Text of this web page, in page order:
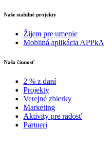
Naše stabilné projekty
Žijem pre umenie
Mobilná aplikácia APPkA
Naša činnosť
2 % z daní
Projekty
Verejné zbierky
Marketing
Aktivity pre radosť
Partneri